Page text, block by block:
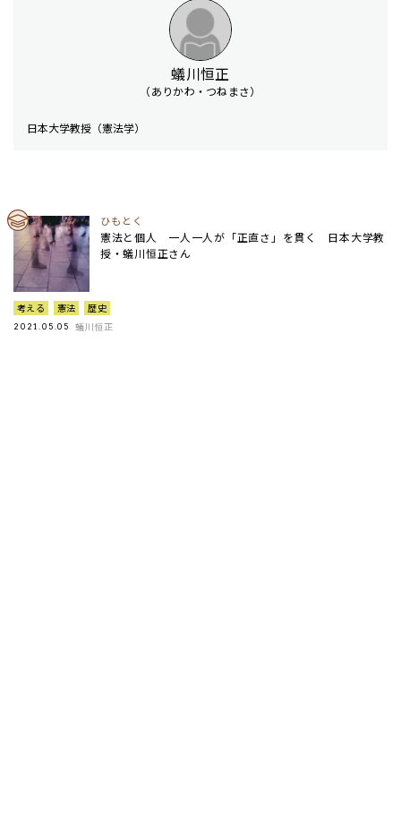
蟻川恒正
（ありかわ・つねまさ）
日本大学教授（憲法学）
ひもとく
憲法と個人 一人一人が「正直さ」を貫く 日本大学教
授・蟻川恒正さん
考える 憲法 歴史
2021.05.05 蟻川恒正